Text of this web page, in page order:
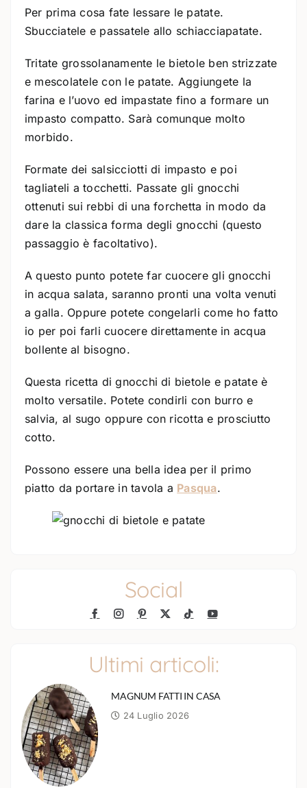
Per prima cosa fate lessare le patate.
Sbucciatele e passatele allo schiacciapatate.
Tritate grossolanamente le bietole ben strizzate
e mescolatele con le patate. Aggiungete la
farina e l’uovo ed impastate fino a formare un
impasto compatto. Sarà comunque molto
morbido.
Formate dei salsicciotti di impasto e poi
tagliateli a tocchetti. Passate gli gnocchi
ottenuti sui rebbi di una forchetta in modo da
dare la classica forma degli gnocchi (questo
passaggio è facoltativo).
A questo punto potete far cuocere gli gnocchi
in acqua salata, saranno pronti una volta venuti
a galla. Oppure potete congelarli come ho fatto
io per poi farli cuocere direttamente in acqua
bollente al bisogno.
Questa ricetta di gnocchi di bietole e patate è
molto versatile. Potete condirli con burro e
salvia, al sugo oppure con ricotta e prosciutto
cotto.
Possono essere una bella idea per il primo
piatto da portare in tavola a Pasqua.
Social
Ultimi articoli:
MAGNUM FATTI IN CASA
24 Luglio 2026